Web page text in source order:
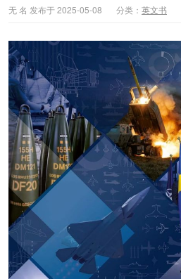
无 名 发布于 2025-05-08 分类： 英文书